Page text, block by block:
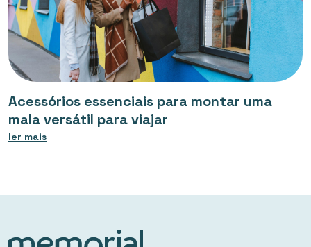
Acessórios essenciais para montar uma
mala versátil para viajar
ler mais